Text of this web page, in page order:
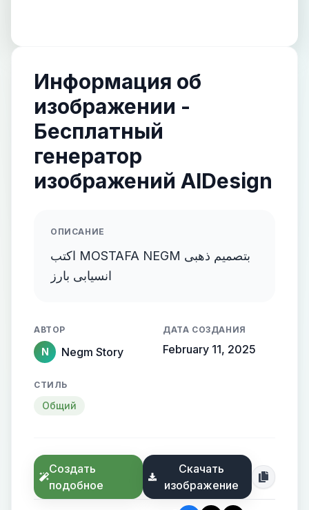
Информация об
изображении -
Бесплатный
генератор
изображений AIDesign
ОПИСАНИЕ
اكتب MOSTAFA NEGM بتصميم ذهبى
انسيابى بارز
АВТОР
N Negm Story
ДАТА СОЗДАНИЯ
February 11, 2025
СТИЛЬ
Общий
Создать
подобное
Скачать
изображение